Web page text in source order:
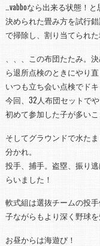
…vabboなら出来る状態！
決められた畳み方を試行
で掃除し、割り当てられ
、、、この布団たたみ。
ら退所点検のときにやり
いつも立ち会い点検でドキ
今回、32人布団セットで
初めて参加した子が多い
そしてグラウンドで水た
分かれ。
投手、捕手。盗塁、振り
らいました！
軟式組は選抜チームの投
子ながらもより深く野球
お昼からは海遊び！